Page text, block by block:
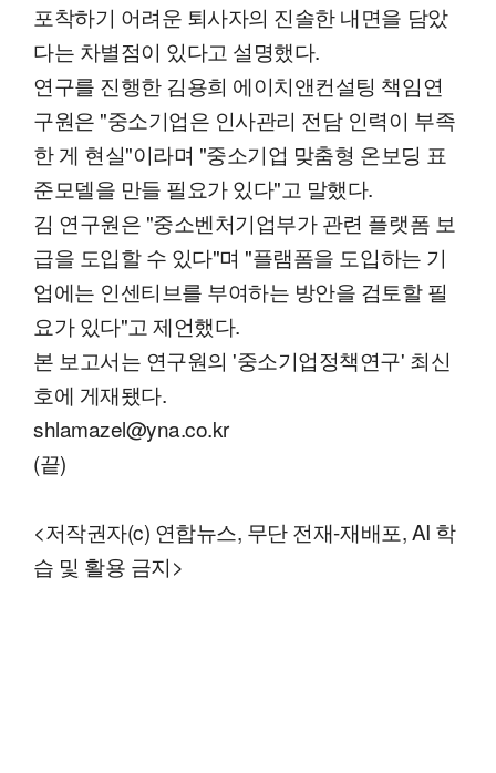
포착하기 어려운 퇴사자의 진솔한 내면을 담았
다는 차별점이 있다고 설명했다.
연구를 진행한 김용희 에이치앤컨설팅 책임연
구원은 "중소기업은 인사관리 전담 인력이 부족
한 게 현실"이라며 "중소기업 맞춤형 온보딩 표
준모델을 만들 필요가 있다"고 말했다.
김 연구원은 "중소벤처기업부가 관련 플랫폼 보
급을 도입할 수 있다"며 "플램폼을 도입하는 기
업에는 인센티브를 부여하는 방안을 검토할 필
요가 있다"고 제언했다.
본 보고서는 연구원의 '중소기업정책연구' 최신
호에 게재됐다.
shlamazel@yna.co.kr
(끝)
<저작권자(c) 연합뉴스, 무단 전재-재배포, AI 학
습 및 활용 금지>